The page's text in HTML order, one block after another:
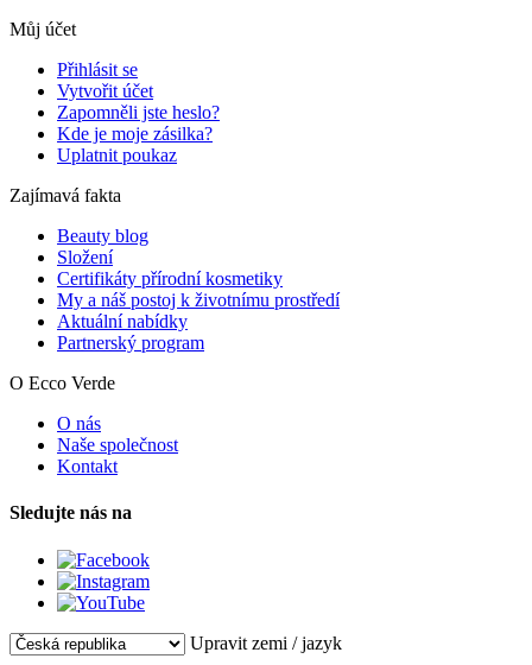
Můj účet
Přihlásit se
Vytvořit účet
Zapomněli jste heslo?
Kde je moje zásilka?
Uplatnit poukaz
Zajímavá fakta
Beauty blog
Složení
Certifikáty přírodní kosmetiky
My a náš postoj k životnímu prostředí
Aktuální nabídky
Partnerský program
O Ecco Verde
O nás
Naše společnost
Kontakt
Sledujte nás na
Upravit zemi / jazyk